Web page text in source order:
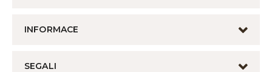
INFORMACE
SEGALI